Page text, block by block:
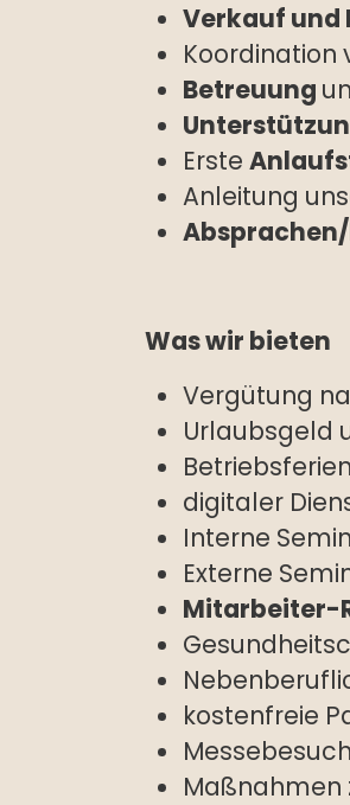
Verkauf und
Koordination
Betreuung
Erste
Anleitung
Was wir bieten
Vergütung
Urlaubsgeld
digitaler
Interne
Externe
Mitarbeiter-
kostenfreie
Maßnahmen